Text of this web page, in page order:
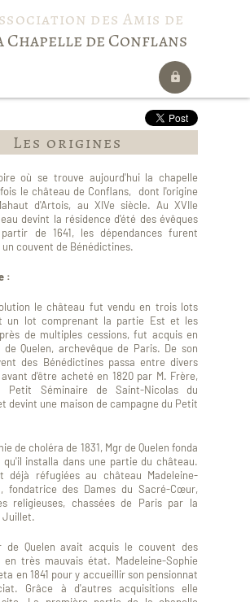
des Amis de
Chapelle de Conflans
Les origines
où se trouve aujourd'hui la chapelle
le château de Conflans, dont l'origine
d'Artois, au XIVe siècle. Au XVIIe
devint la résidence d'été des évêques
de 1641, les dépendances furent
couvent de Bénédictines.
:
le château fut vendu en trois lots
un lot comprenant la partie Est et les
de multiples cessions, fut acquis en
de Quelen, archevêque de Paris. De son
des Bénédictines passa entre divers
d'être acheté en 1820 par M. Frère,
Petit Séminaire de Saint-Nicolas du
devint une maison de campagne du Petit
de choléra de 1831, Mgr de Quelen fonda
qu'il installa dans une partie du château.
déjà réfugiées au château Madeleine-
fondatrice des Dames du Sacré-Cœur,
religieuses, chassées de Paris par la
Juillet.
de Quelen avait acquis le couvent des
en très mauvais état. Madeleine-Sophie
en 1841 pour y accueillir son pensionnat
Grâce à d'autres acquisitions elle